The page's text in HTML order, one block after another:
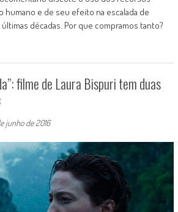
humano e de seu efeito na escalada de
décadas. Por que compramos tanto?
filme de Laura Bispuri tem duas
junho de 2016